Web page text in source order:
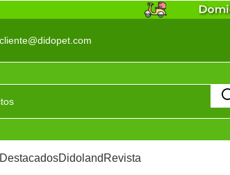
DestacadosDidoland Revista